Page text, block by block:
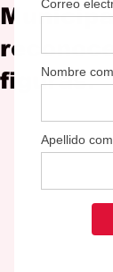
figuras.